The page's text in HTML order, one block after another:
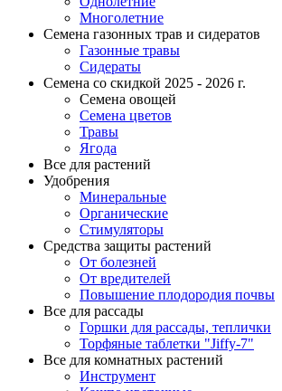
Многолетние
Семена газонных трав и сидератов
Газонные травы
Сидераты
Семена со скидкой 2025 - 2026 г.
Семена овощей
Семена цветов
Травы
Ягода
Все для растений
Удобрения
Минеральные
Органические
Стимуляторы
Средства защиты растений
От болезней
От вредителей
Повышение плодородия почвы
Все для рассады
Горшки для рассады, теплички
Торфяные таблетки "Jiffy-7"
Все для комнатных растений
Инструмент